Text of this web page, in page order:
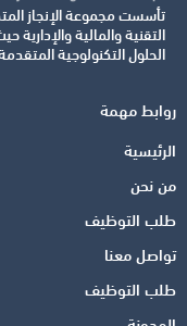
تأسست مجموعة الإنجاز
التقنية والمالية
الحلول التكنولوجية
روابط مهمة
الرئيسية
من نحن
طلب التوظيف
تواصل معنا
طلب التوظيف